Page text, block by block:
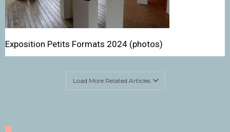
Exposition Petits Formats 2024 (photos)
Load More Related Articles